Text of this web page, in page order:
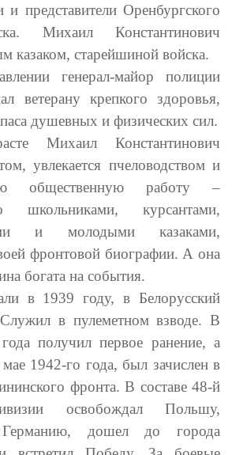
представители Оренбургского
Михаил Константинович
казаком, старейшиной войска.
генерал-майор полиции
ветерану крепкого здоровья,
душевных и физических сил.
Михаил Константинович
увлекается пчеловодством и
общественную работу –
школьниками, курсантами,
и молодыми казаками,
фронтовой биографии. А она
богата на события.
в 1939 году, в Белорусский
в пулеметном взводе. В
получил первое ранение, а
1942-го года, был зачислен в
фронта. В составе 48-й
освобождал Польшу,
Германию, дошел до города